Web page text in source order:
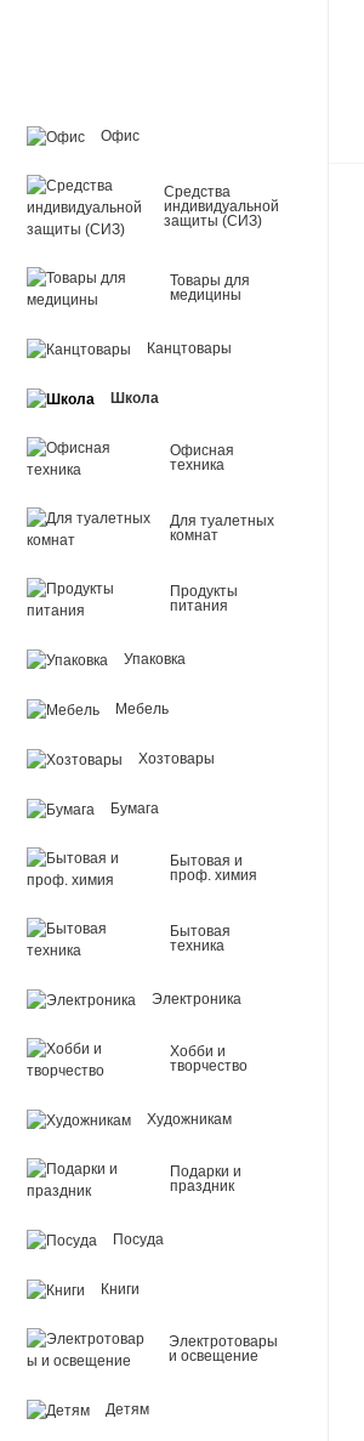
Офис
Средства
индивидуальной
защиты (СИЗ)
Товары для
медицины
Канцтовары
Школа
Офисная
техника
Для туалетных
комнат
Продукты
питания
Упаковка
Мебель
Хозтовары
Бумага
Бытовая и
проф. химия
Бытовая
техника
Электроника
Хобби и
творчество
Художникам
Подарки и
праздник
Посуда
Книги
Электротовары
и освещение
Детям